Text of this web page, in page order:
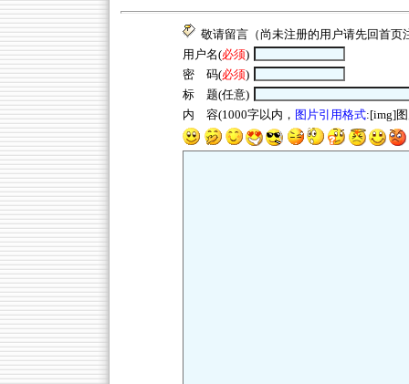
敬请留言（尚未注册的用户请先回首页
用户名(必须)
密 码(必须)
标 题(任意)
内 容(1000字以内， 图片引用格式:[img]